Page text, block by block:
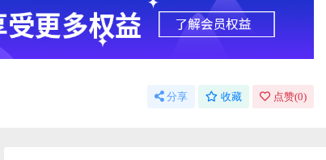
分享 收藏 点赞(0)